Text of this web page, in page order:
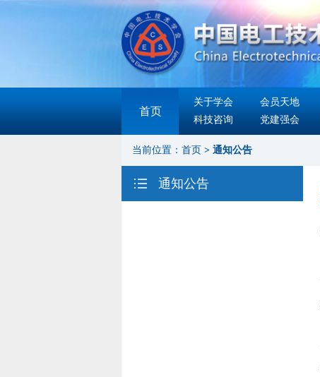
首页
关于学会 会员天地
科技咨询
党建强会
当前位置： 首页 > 通知公告
通知公告